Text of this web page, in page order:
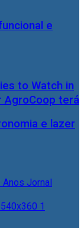
AgroCoop terá
e lazer
e
to Watch in